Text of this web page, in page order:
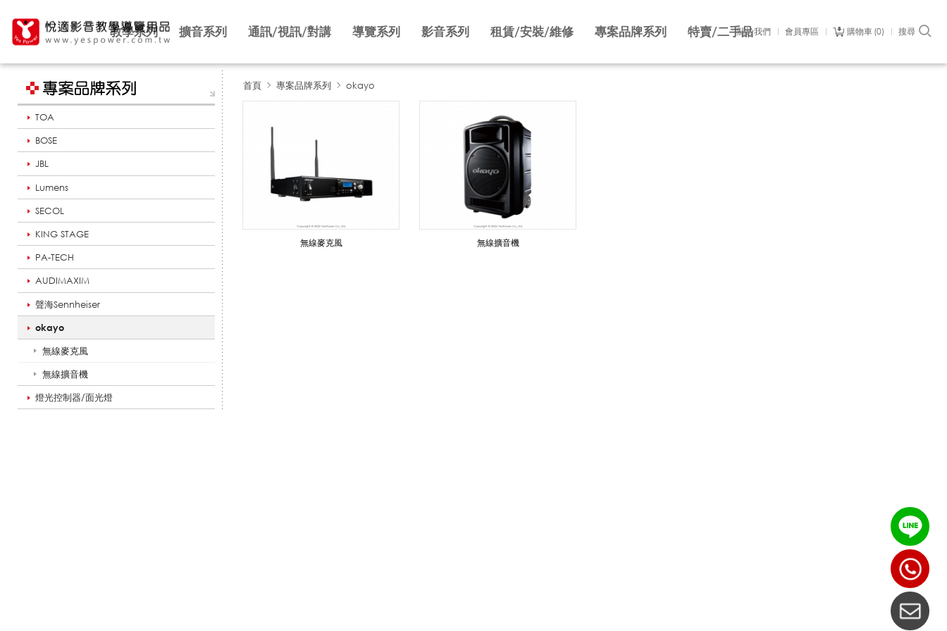
關於我們 會員專區 購物車 0 搜尋
教學系列 擴音系列 通訊/視訊/對講 導覽系列 影音系列 租賃/安裝/維修 專案品牌系列 特賣/二手品
TOA
BOSE
JBL
Lumens
SECOL
KING STAGE
PA-TECH
AUDIMAXIM
聲海Sennheiser
okayo
無線麥克風
無線擴音機
燈光控制器/面光燈
首頁 專案品牌系列 okayo
a
無線麥克風 無線擴音機